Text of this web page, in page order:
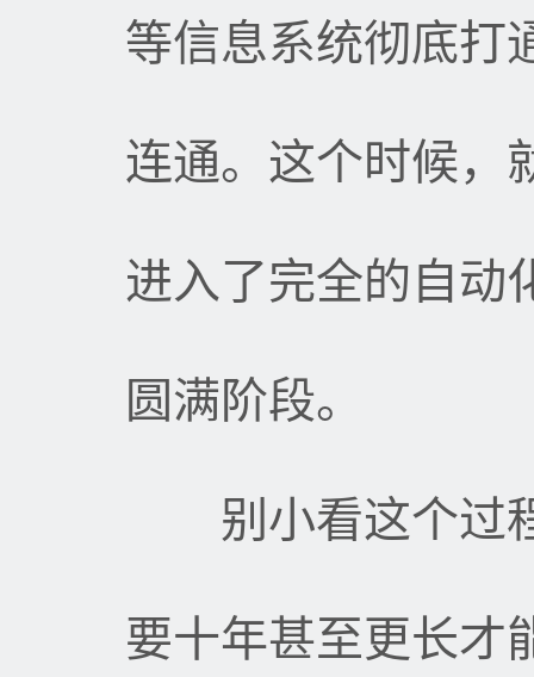
等信息系统彻底打
连通。这个时候，
进入了完全的自动
圆满阶段。
别小看这个过程
要十年甚至更长才